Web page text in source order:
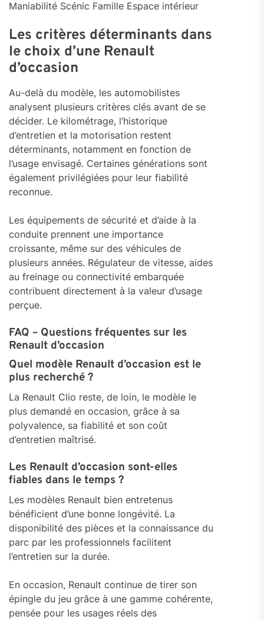
Maniabilité Scénic Famille Espace intérieur
Les critères déterminants dans
le choix d’une Renault
d’occasion
Au-delà du modèle, les automobilistes
analysent plusieurs critères clés avant de se
décider. Le kilométrage, l’historique
d’entretien et la motorisation restent
déterminants, notamment en fonction de
l’usage envisagé. Certaines générations sont
également privilégiées pour leur fiabilité
reconnue.
Les équipements de sécurité et d’aide à la
conduite prennent une importance
croissante, même sur des véhicules de
plusieurs années. Régulateur de vitesse, aides
au freinage ou connectivité embarquée
contribuent directement à la valeur d’usage
perçue.
FAQ – Questions fréquentes sur les
Renault d’occasion
Quel modèle Renault d’occasion est le
plus recherché ?
La Renault Clio reste, de loin, le modèle le
plus demandé en occasion, grâce à sa
polyvalence, sa fiabilité et son coût
d’entretien maîtrisé.
Les Renault d’occasion sont-elles
fiables dans le temps ?
Les modèles Renault bien entretenus
bénéficient d’une bonne longévité. La
disponibilité des pièces et la connaissance du
parc par les professionnels facilitent
l’entretien sur la durée.
En occasion, Renault continue de tirer son
épingle du jeu grâce à une gamme cohérente,
pensée pour les usages réels des